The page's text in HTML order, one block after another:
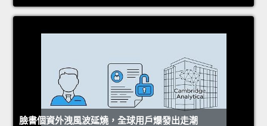
臉書個資外洩風波延燒，全球用戶爆發出走潮